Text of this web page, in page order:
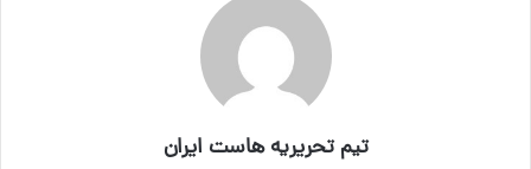
تیم تحریریه هاست ایران